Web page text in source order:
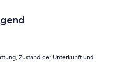
Zustand der Unterkunft und